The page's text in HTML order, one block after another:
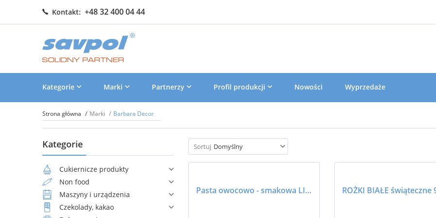
Kontakt: +48 32 400 04 44
Kategorie Marki Partnerzy Profil produkcji Nowości Wyprzedaże
Strona główna Marki Barbara Decor
Kategorie
Cukiernicze produkty
Non food
Maszyny i urządzenia
Czekolady, kakao
Sortuj Domyślny
Pasta owocowo - smakowa LIMONKA 0251 1kg - BARBARA